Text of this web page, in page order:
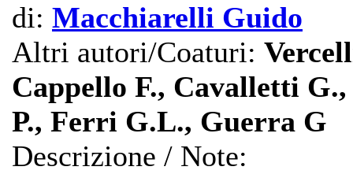
di: Macchiarelli Guido
Altri autori/Coaturi:
Cappello F., Cavalletti
P., Ferri G.L., Guerra G
Descrizione / Note: